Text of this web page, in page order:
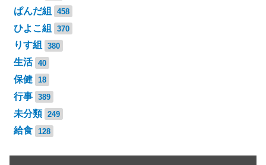
ぱんだ組 458
ひよこ組 370
りす組 380
生活 40
保健 18
行事 389
未分類 249
給食 128